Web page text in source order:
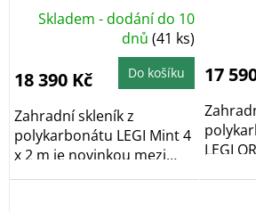
Skladem - dodání do 10
dnů (41 ks)
18 390 Kč Do košíku
Zahradní skleník z
polykarbonátu LEGI Mint 4
x 2 m je novinkou mezi
obloukovými...
v
5,0
z
17
LEGI